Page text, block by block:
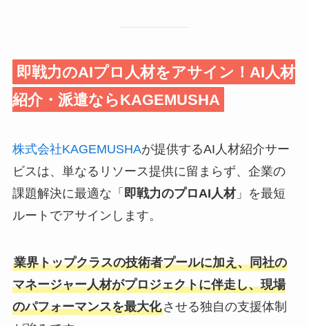
即戦力のAIプロ人材をアサイン！AI人材
紹介・派遣ならKAGEMUSHA
株式会社KAGEMUSHAが提供するAI人材紹介サー
ビスは、単なるリソース提供に留まらず、企業の
課題解決に最適な「 即戦力のプロAI人材」を最短
ルートでアサインします。
業界トップクラスの技術者プールに加え、同社の
マネージャー人材がプロジェクトに伴走し、現場
のパフォーマンスを最大化させる独自の支援体制